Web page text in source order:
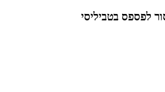
לפספס בטביליסי